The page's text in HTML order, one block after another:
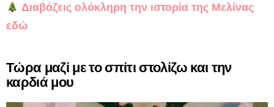
Διαβάζεις ολόκληρη την ιστορία της Μελίνας
εδώ
Τώρα μαζί με το σπίτι στολίζω και την
καρδιά μου